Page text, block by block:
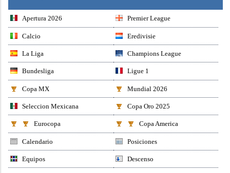
Apertura 2026 Premier League
Calcio Eredivisie
La Liga Champions League
Bundesliga Ligue 1
Copa MX Mundial 2026
Seleccion Mexicana Copa Oro 2025
Eurocopa Copa America
Calendario Posiciones
Equipos Descenso